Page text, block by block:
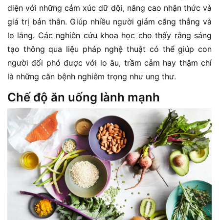
diện với những cảm xúc dữ dội, nâng cao nhận thức và
giá trị bản thân. Giúp nhiều người giảm căng thẳng và
lo lắng. Các nghiên cứu khoa học cho thấy rằng sáng
tạo thông qua liệu pháp nghệ thuật có thể giúp con
người đối phó được với lo âu, trầm cảm hay thậm chí
là những căn bệnh nghiêm trọng như ung thư.
Chế độ ăn uống lành mạnh